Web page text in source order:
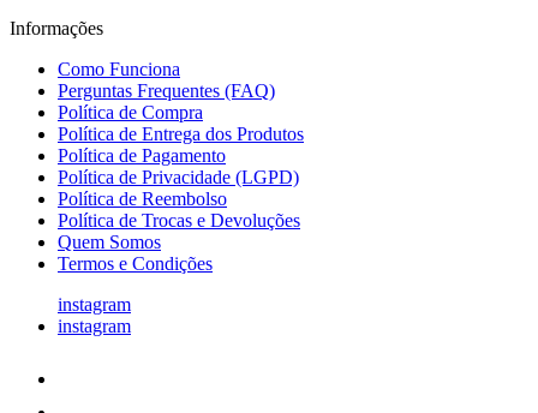
Informações
Como Funciona
Perguntas Frequentes (FAQ)
Política de Compra
Política de Entrega dos Produtos
Política de Pagamento
Política de Privacidade (LGPD)
Política de Reembolso
Política de Trocas e Devoluções
Quem Somos
Termos e Condições
instagram
instagram